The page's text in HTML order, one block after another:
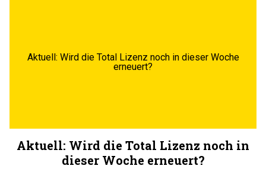
Aktuell: Wird die Total Lizenz noch in dieser Woche
erneuert?
Aktuell: Wird die Total Lizenz noch in
dieser Woche erneuert?